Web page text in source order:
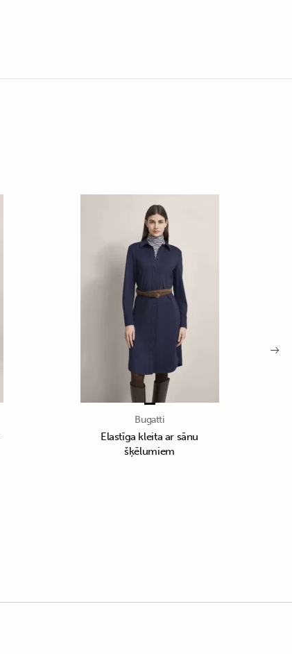
Bugatti
Elastīga kleita ar sānu
šķēlumiem